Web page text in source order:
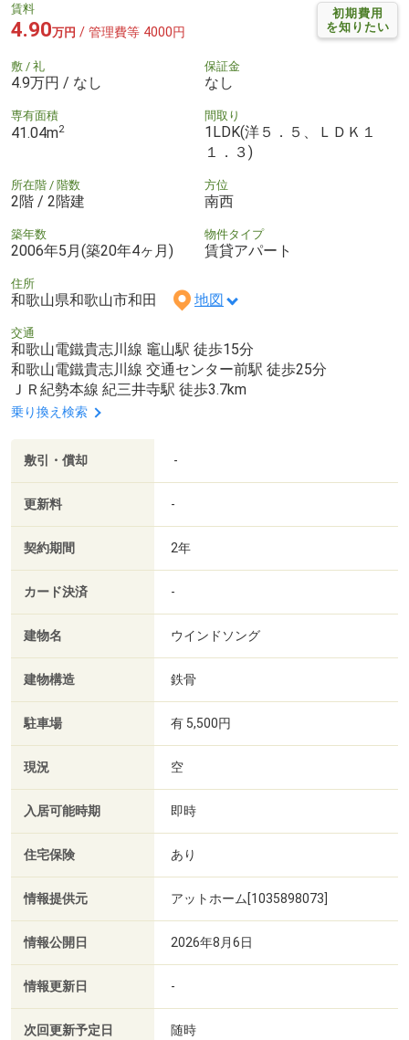
初期費用
を知りたい
賃料
4.90万円 / 管理費等 4000円
敷 / 礼
4.9万円 / なし
保証金
なし
専有面積
41.04m2
間取り
1LDK(洋５．５、ＬＤＫ１
１．３)
所在階 / 階数
2階 / 2階建
方位
南西
築年数
2006年5月(築20年4ヶ月)
物件タイプ
賃貸アパート
住所
和歌山県和歌山市和田 地図
交通
和歌山電鐵貴志川線 竈山駅 徒歩15分
和歌山電鐵貴志川線 交通センター前駅 徒歩25分
ＪＲ紀勢本線 紀三井寺駅 徒歩3.7km
乗り換え検索
敷引・償却 -
更新料 -
契約期間 2年
カード決済 -
建物名 ウインドソング
建物構造 鉄骨
駐車場 有 5,500円
現況 空
入居可能時期 即時
住宅保険 あり
情報提供元 アットホーム[1035898073]
情報公開日 2026年8月6日
情報更新日 -
次回更新予定日 随時